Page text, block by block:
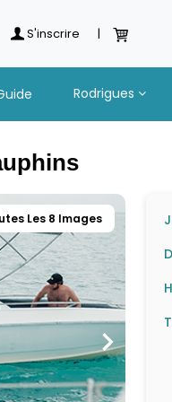
S'inscrire |
Rodrigues
Les 8 Images